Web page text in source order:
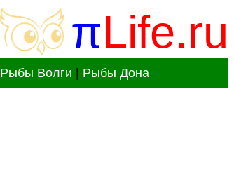
πLife.ru
Рыбы Волги Рыбы Дона